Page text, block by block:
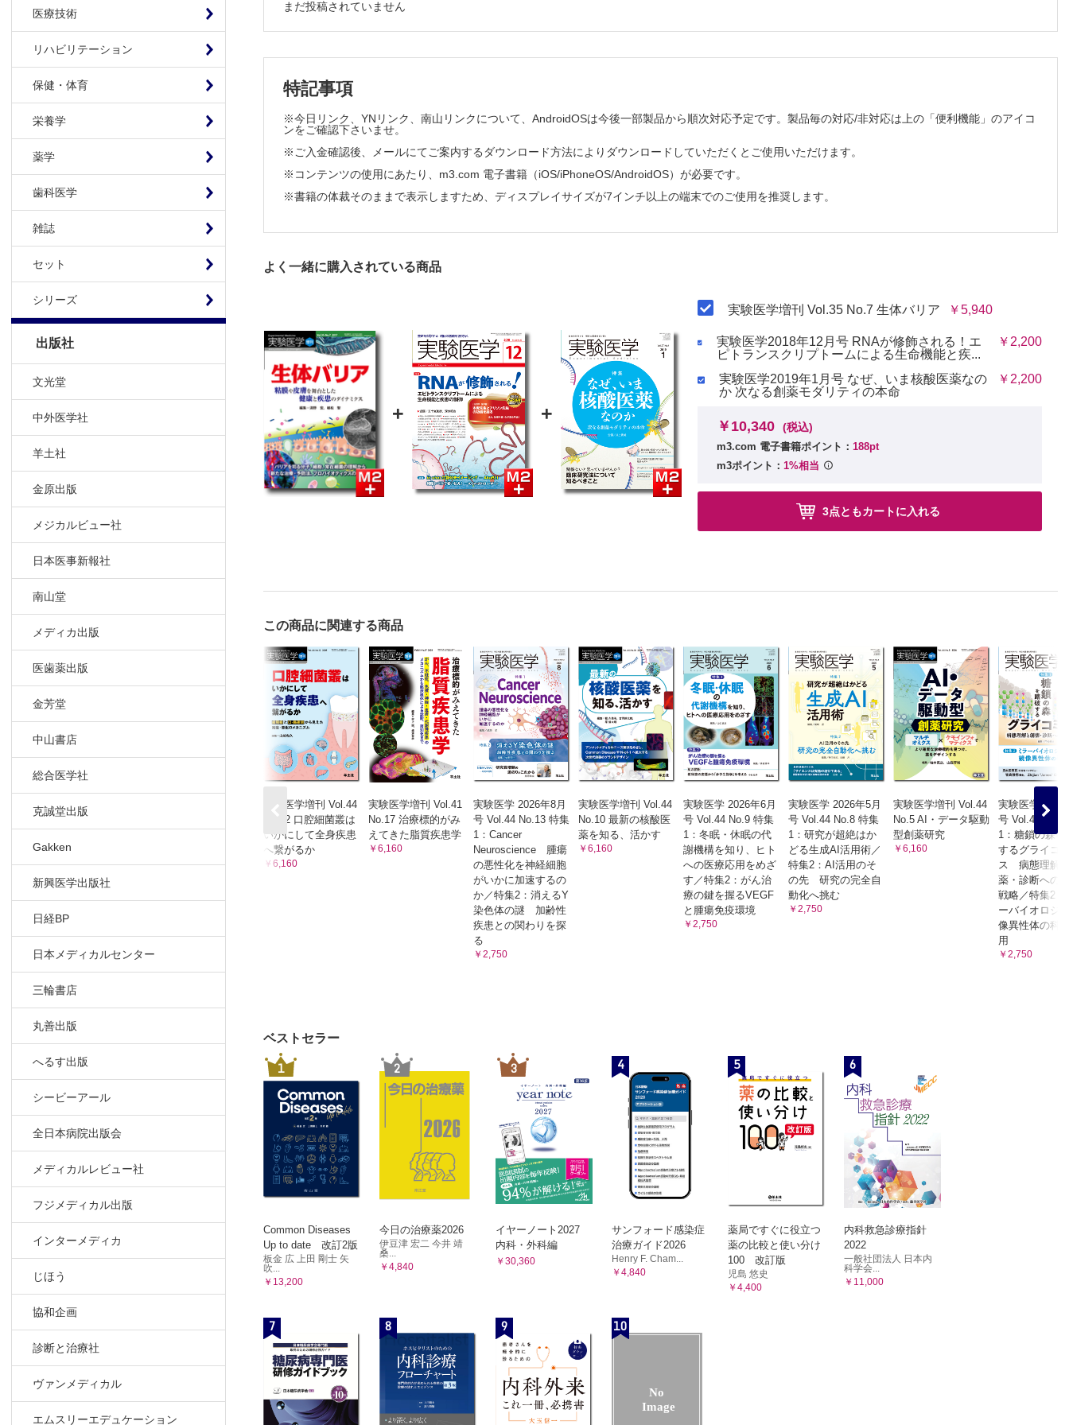
医療技術
リハビリテーション
保健・体育
栄養学
薬学
歯科医学
雑誌
セット
シリーズ
出版社
文光堂
中外医学社
羊土社
金原出版
メジカルビュー社
日本医事新報社
南山堂
メディカ出版
医歯薬出版
金芳堂
中山書店
総合医学社
克誠堂出版
Gakken
新興医学出版社
日経BP
日本メディカルセンター
三輪書店
丸善出版
へるす出版
シービーアール
全日本病院出版会
メディカルレビュー社
フジメディカル出版
インターメディカ
じほう
協和企画
診断と治療社
ヴァンメディカル
エムスリーエデュケーション
1．皮膚バリアと疾患①：天疱瘡―デスモグレインに対する細胞性免疫とバリア機能障害
2．皮膚バリアと疾患②：アトピー性皮膚炎
5．消化管バリアと疾患③：大腸がん―腸内細菌とがん環境との関連性
6．呼吸器粘膜・肺上皮バリアと疾患―環境と免疫応答の境界面としての気道上皮
7．口腔バリアと疾患―その破綻とう蝕病原性細菌が引き起こす全身疾患
8．生殖器バリアと疾患：性感染症に対する生殖器バリアの重要性
第3章 生体バリアを標的とした疾患の制御
3．経口・経鼻粘膜ワクチンによる感染症の制御
4．IgA抗体誘導型経鼻インフルエンザワクチンによる感染症の制御
第4章 産業界における生体バリア研究
1．形質細胞様樹状細胞を活性化する乳酸菌
2．ヨーグルトによるアンチエイジング効果の可能性
3．食事と加齢による腸内細菌叢への影響
4．プロバイオティクスと腸管バリア
第5章 バリア研究における今後の展望
1．メタゲノム解析の国内外の状況と今後―推奨プロトコールの確立と健常人マイクロバイオームデータベースの構築をめざして
2．わが国におけるあるべき科学技術イノベーション政策―主にヒト微生物叢（マイクロバイオーム）の研究開発戦略について
まだ投稿されていません
特記事項
※今日リンク、YNリンク、南山リンクについて、AndroidOSは今後一部製品から順次対応予定です。製品毎の対応/非対応は上の「便利機能」のアイコ
ンをご確認下さいませ。
※ご入金確認後、メールにてご案内するダウンロード方法によりダウンロードしていただくとご使用いただけます。
※コンテンツの使用にあたり、m3.com 電子書籍（iOS/iPhoneOS/AndroidOS）が必要です。
※書籍の体裁そのままで表示しますため、ディスプレイサイズが7インチ以上の端末でのご使用を推奨します。
よく一緒に購入されている商品
+ +
実験医学増刊 Vol.35 No.7 生体バリア ￥5,940
実験医学2018年12月号 RNAが修飾される！エ
ピトランスクリプトームによる生命機能と疾...
￥2,200
実験医学2019年1月号 なぜ、いま核酸医薬なの
か 次なる創薬モダリティの本命
￥2,200
￥10,340 (税込)
m3.com 電子書籍ポイント： 188pt
m3ポイント： 1%相当
3点ともカートに入れる
この商品に関連する商品
実験医学増刊 Vol.44
No.12 口腔細菌叢は
いかにして全身疾患
へ繋がるか
￥6,160
実験医学増刊 Vol.41
No.17 治療標的がみ
えてきた脂質疾患学
￥6,160
実験医学 2026年8月
号 Vol.44 No.13 特集
1：Cancer
Neuroscience 腫瘍
の悪性化を神経細胞
がいかに加速するの
か／特集2：消えるY
染色体の謎 加齢性
疾患との関わりを探
る
￥2,750
実験医学増刊 Vol.44
No.10 最新の核酸医
薬を知る、活かす
￥6,160
実験医学 2026年6月
号 Vol.44 No.9 特集
1：冬眠・休眠の代
謝機構を知り、ヒト
への医療応用をめざ
す／特集2：がん治
療の鍵を握るVEGF
と腫瘍免疫環境
￥2,750
実験医学 2026年5月
号 Vol.44 No.8 特集
1：研究が超絶はか
どる生成AI活用術／
特集2：AI活用のそ
の先 研究の完全自
動化へ挑む
￥2,750
実験医学増刊 Vol.44
No.5 AI・データ駆動
型創薬研究
￥6,160
実験医学 2026
号 Vol.44 No.6
1：糖鎖の森を
するグライコ
ス 病態理解
薬・診断への
戦略／特集2：
ーバイオロジ
像異性体の科
用
￥2,750
ベストセラー
1
Common Diseases
Up to date 改訂2版
板金 広 上田 剛士 矢
吹...
￥13,200
2
今日の治療薬2026
伊豆津 宏二 今井 靖
桑...
￥4,840
3
イヤーノート2027
内科・外科編
￥30,360
4
サンフォード感染症
治療ガイド2026
Henry F. Cham...
￥4,840
5
薬局ですぐに役立つ
薬の比較と使い分け
100 改訂版
児島 悠史
￥4,400
6
内科救急診療指針
2022
一般社団法人 日本内
科学会...
￥11,000
7 8 9 10